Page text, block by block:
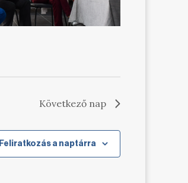
Következő nap
Feliratkozás a naptárra